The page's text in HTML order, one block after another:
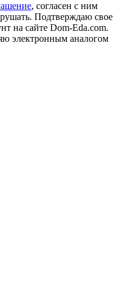
, согласен с ним
Подтверждаю свое
на сайте Dom-Eda.com.
электронным аналогом